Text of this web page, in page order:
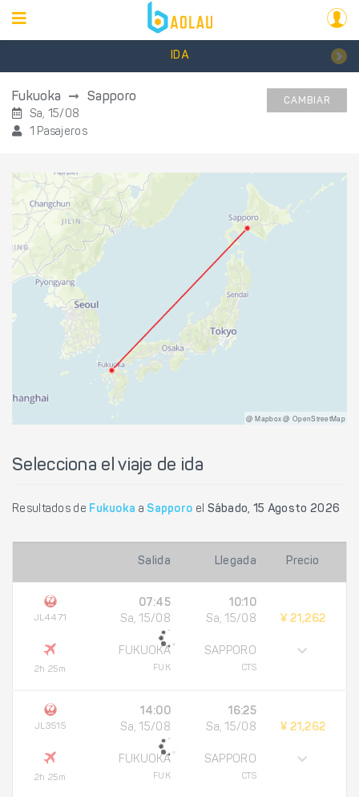
IDA
Fukuoka Sapporo
Sa, 15/08
1 Pasajeros
CAMBIAR
@ Mapbox @ OpenStreetMap
Selecciona el viaje de ida
Resultados de Fukuoka a Sapporo el Sábado, 15 Agosto 2026
Salida Llegada Precio
JL4471
2h 25m
07:45
Sa, 15/08
FUKUOKA
FUK
10:10
Sa, 15/08
SAPPORO
CTS
¥ 21,262
JL3515
2h 25m
14:00
Sa, 15/08
FUKUOKA
FUK
16:25
Sa, 15/08
SAPPORO
CTS
¥ 21,262